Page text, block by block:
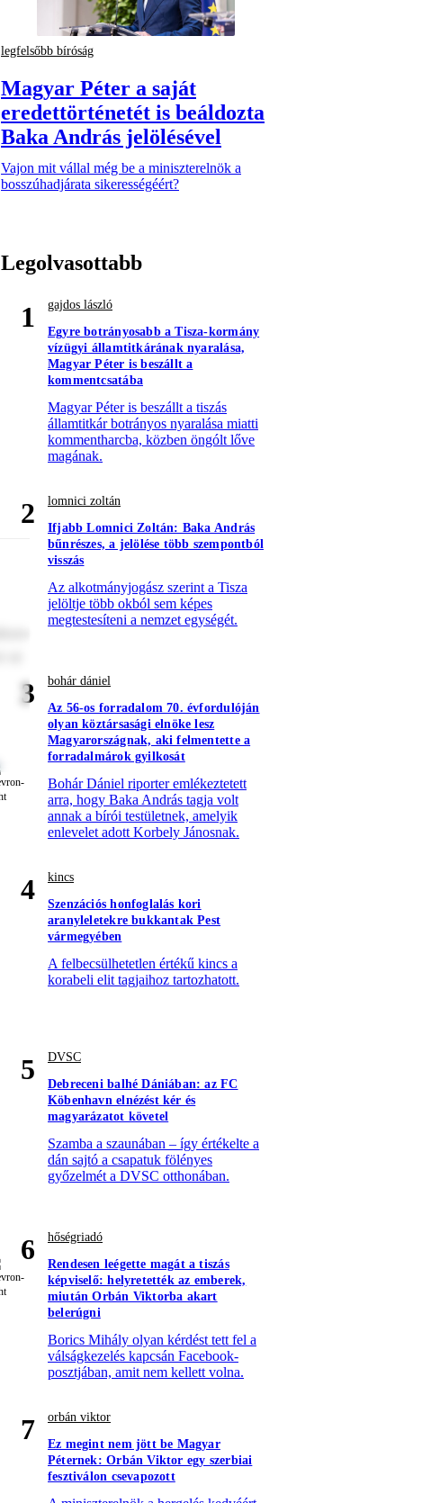
legfelsőbb bíróság
Magyar Péter a saját
eredettörténetét is beáldozta
Baka András jelölésével
Vajon mit vállal még be a miniszterelnök a
bosszúhadjárata sikerességéért?
Legolvasottabb
1
gajdos lászló
Egyre botrányosabb a Tisza-kormány
vízügyi államtitkárának nyaralása,
Magyar Péter is beszállt a
kommentcsatába
Magyar Péter is beszállt a tiszás
államtitkár botrányos nyaralása miatti
kommentharcba, közben öngólt lőve
magának.
2
lomnici zoltán
Ifjabb Lomnici Zoltán: Baka András
bűnrészes, a jelölése több szempontból
visszás
Az alkotmányjogász szerint a Tisza
jelöltje több okból sem képes
megtestesíteni a nemzet egységét.
3
bohár dániel
Az 56-os forradalom 70. évfordulóján
olyan köztársasági elnöke lesz
Magyarországnak, aki felmentette a
forradalmárok gyilkosát
Bohár Dániel riporter emlékeztetett
arra, hogy Baka András tagja volt
annak a bírói testületnek, amelyik
enlevelet adott Korbely Jánosnak.
4
kincs
Szenzációs honfoglalás kori
aranyleletekre bukkantak Pest
vármegyében
A felbecsülhetetlen értékű kincs a
korabeli elit tagjaihoz tartozhatott.
5
DVSC
Debreceni balhé Dániában: az FC
Köbenhavn elnézést kér és
magyarázatot követel
Szamba a szaunában – így értékelte a
dán sajtó a csapatuk fölényes
győzelmét a DVSC otthonában.
6
hőségriadó
Rendesen leégette magát a tiszás
képviselő: helyretették az emberek,
miután Orbán Viktorba akart
belerúgni
Borics Mihály olyan kérdést tett fel a
válságkezelés kapcsán Facebook-
posztjában, amit nem kellett volna.
7
orbán viktor
Ez megint nem jött be Magyar
Péternek: Orbán Viktor egy szerbiai
fesztiválon csevapozott